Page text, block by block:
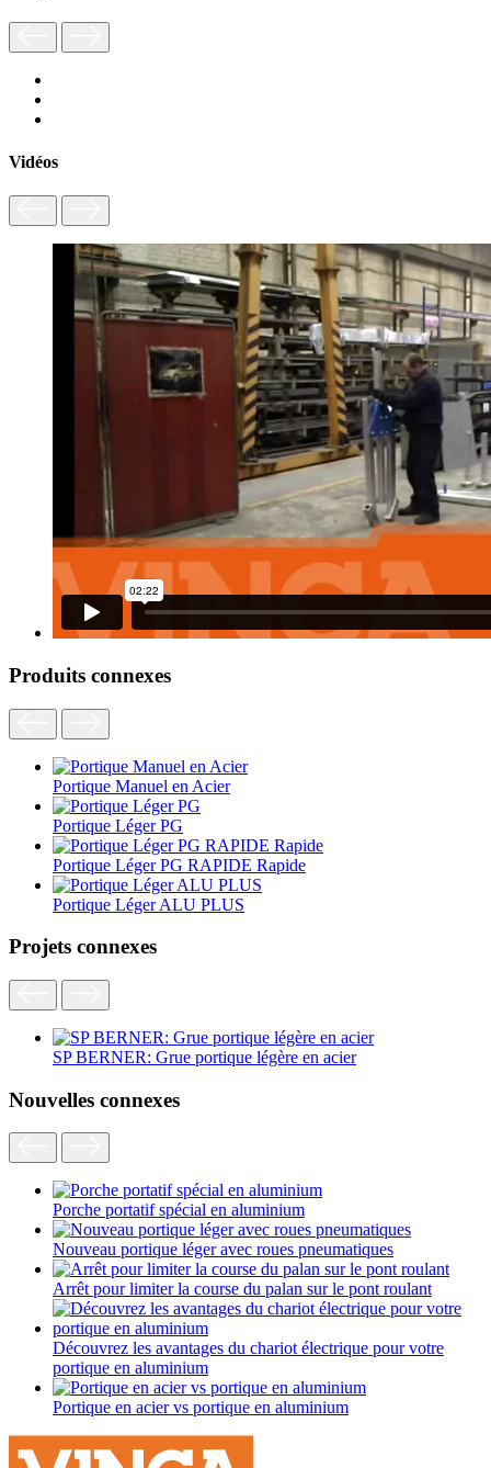
Vidéos
Produits connexes
Portique Manuel en Acier
Portique Léger PG
Portique Léger PG RAPIDE Rapide
Portique Léger ALU PLUS
Projets connexes
SP BERNER: Grue portique légère en acier
Nouvelles connexes
Porche portatif spécial en aluminium
Nouveau portique léger avec roues pneumatiques
Arrêt pour limiter la course du palan sur le pont roulant
Découvrez les avantages du chariot électrique pour votre
portique en aluminium
Portique en acier vs portique en aluminium